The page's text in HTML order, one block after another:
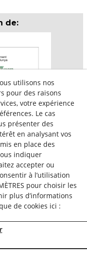
de:
per a la
de major
de Catalunya i
Europeu Plus
utilisons nos
pour des raisons
votre expérience
Le cas
présenter des
en analysant vos
en place des
indiquer
accepter ou
à l’utilisation
pour choisir les
plus d’informations
de cookies ici :